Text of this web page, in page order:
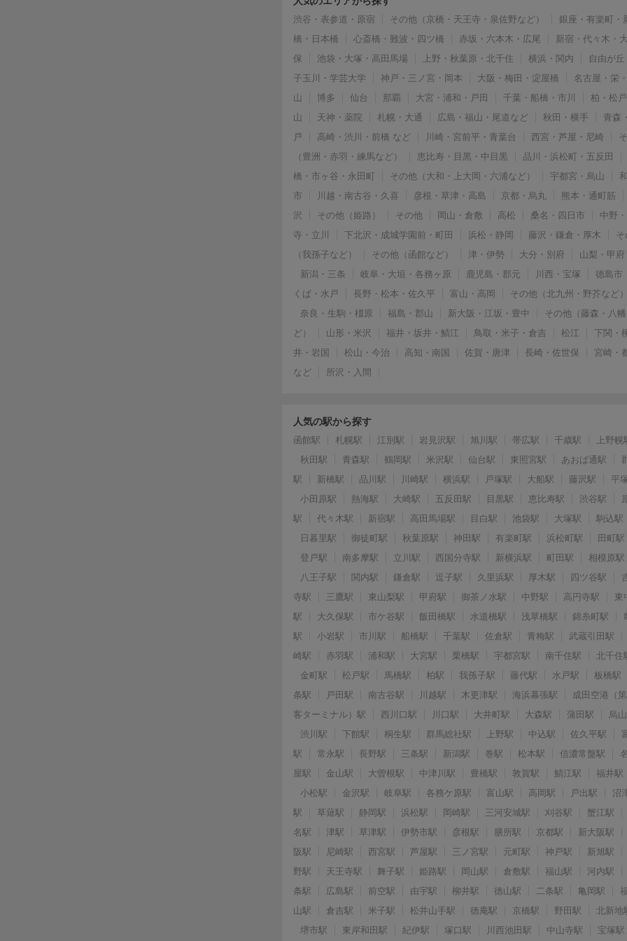
渋谷・表参道・原宿 その他（京橋・天王寺・泉佐野など）
銀座・有楽町・
橋・日本橋
心斎橋・難波・四ツ橋 赤坂・六本木・広尾
新宿・代々木・
保
池袋・大塚・高田馬場 上野・秋葉原・北千住 横浜・関内
自由が丘
子玉川・学芸大学
神戸・三ノ宮・岡本 大阪・梅田・淀屋橋
名古屋・栄
山
博多 仙台 那覇 大宮・浦和・戸田 千葉・船橋・市川
柏・松
山
天神・薬院 札幌・大通 広島・福山・尾道など 秋田・横手
青森
戸
高崎・渋川・前橋 など 川崎・宮前平・青葉台 西宮・芦屋・尼崎
（豊洲・赤羽・練馬など）
恵比寿・目黒・中目黒 品川・浜松町・五反田
橋・市ヶ谷・永田町
その他（大和・上大岡・六浦など） 宇都宮・烏山
市
川越・南古谷・久喜 彦根・草津・高島 京都・烏丸 熊本・通町筋
沢
その他（姫路） その他 岡山・倉敷 高松 桑名・四日市
中野
寺・立川
下北沢・成城学園前・町田 浜松・静岡 藤沢・鎌倉・厚木
そ
（我孫子など）
その他（函館など） 津・伊勢 大分・別府
山梨・甲府
新潟・三条
岐阜・大垣・各務ヶ原 鹿児島・郡元 川西・宝塚 徳島市
くば・水戸
長野・松本・佐久平 富山・高岡
その他（北九州・野芥など）
奈良・生駒・橿原
福島・郡山 新大阪・江坂・豊中
その他（藤森・八
ど）
山形・米沢 福井・坂井・鯖江 鳥取・米子・倉吉 松江
下関・
井・岩国
松山・今治 高知・南国 佐賀・唐津 長崎・佐世保
宮崎・
など
所沢・入間
人気の駅から探す
函館駅 札幌駅 江別駅 岩見沢駅 旭川駅 帯広駅 千歳駅
上野幌
秋田駅
青森駅 鶴岡駅 米沢駅 仙台駅 東照宮駅 あおば通駅
駅
新橋駅 品川駅 川崎駅 横浜駅 戸塚駅 大船駅 藤沢駅
平
小田原駅
熱海駅 大崎駅 五反田駅 目黒駅 恵比寿駅 渋谷駅
駅
代々木駅 新宿駅 高田馬場駅 目白駅 池袋駅 大塚駅
駒込駅
日暮里駅
御徒町駅 秋葉原駅 神田駅 有楽町駅 浜松町駅
田町駅
登戸駅
南多摩駅 立川駅 西国分寺駅 新横浜駅 町田駅
相模原駅
八王子駅
関内駅 鎌倉駅 逗子駅 久里浜駅 厚木駅 四ツ谷駅
寺駅
三鷹駅 東山梨駅 甲府駅 御茶ノ水駅 中野駅 高円寺駅
東
駅
大久保駅 市ケ谷駅 飯田橋駅 水道橋駅 浅草橋駅 錦糸町駅
駅
小岩駅 市川駅 船橋駅 千葉駅 佐倉駅 青梅駅 武蔵引田駅
崎駅
赤羽駅 浦和駅 大宮駅 栗橋駅 宇都宮駅 南千住駅
北千住
金町駅
松戸駅 馬橋駅 柏駅 我孫子駅 藤代駅 水戸駅 板橋駅
条駅
戸田駅 南古谷駅 川越駅 木更津駅 海浜幕張駅
成田空港（
客ターミナル）駅
西川口駅 川口駅 大井町駅 大森駅 蒲田駅
烏
渋川駅
下館駅 桐生駅 群馬総社駅 上野駅 中込駅 佐久平駅
駅
常永駅 長野駅 三条駅 新潟駅 巻駅 松本駅 信濃常盤駅
屋駅
金山駅 大曽根駅 中津川駅 豊橋駅 敦賀駅 鯖江駅
福井駅
小松駅
金沢駅 岐阜駅 各務ケ原駅 富山駅 高岡駅 戸出駅
沼
駅
草薙駅 静岡駅 浜松駅 岡崎駅 三河安城駅 刈谷駅 蟹江駅
名駅
津駅 草津駅 伊勢市駅 彦根駅 膳所駅 京都駅 新大阪駅
阪駅
尼崎駅 西宮駅 芦屋駅 三ノ宮駅 元町駅 神戸駅 新旭駅
野駅
天王寺駅 舞子駅 姫路駅 岡山駅 倉敷駅 福山駅 河内駅
条駅
広島駅 前空駅 由宇駅 柳井駅 徳山駅 二条駅 亀岡駅
山駅
倉吉駅 米子駅 松井山手駅 徳庵駅 京橋駅 野田駅
北新地
堺市駅
東岸和田駅 紀伊駅 塚口駅 川西池田駅 中山寺駅 宝塚駅